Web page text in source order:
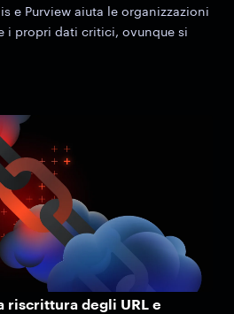
e Purview aiuta le organizzazioni
i propri dati critici, ovunque si
riscrittura degli URL e